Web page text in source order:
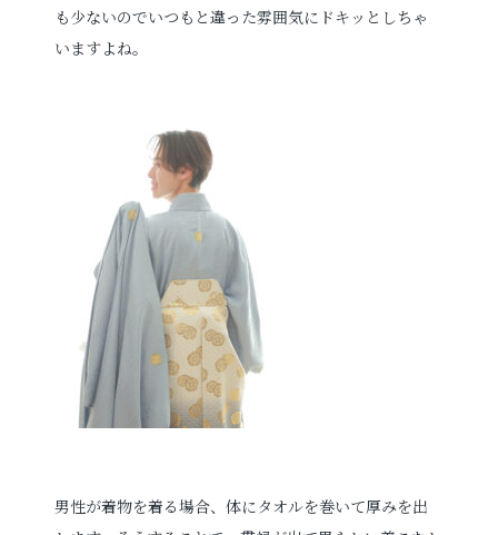
も少ないのでいつもと違った雰囲気にドキッとしちゃ
いますよね。
男性が着物を着る場合、体にタオルを巻いて厚みを出